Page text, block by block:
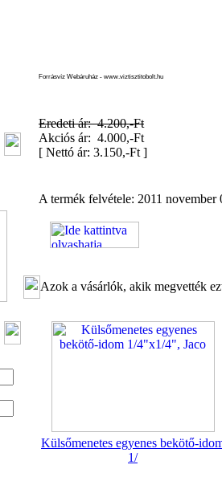
Forrásvíz Webáruház - www.viztisztitobolt.hu
Eredeti ár: 4.200,-Ft
Akciós ár: 4.000,-Ft
[ Nettó ár: 3.150,-Ft ]
A termék felvétele: 2011 november
Azok a vásárlók, akik megvették
Külsőmenetes egyenes bekötő-
1/